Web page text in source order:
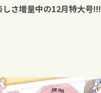
さ増量中の12月特大号!!!